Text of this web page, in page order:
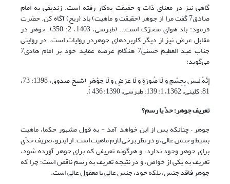
گاهی نیز در معنای ذات و حقیقت به‌کار رفته است. زندیقی به امام
صادق7 گفت مرا از جوهر (حقیقت و ماهیت) باد (ریح) آگاه کن. حضرت
فرمود: باد هواى متحرّک است... (طبرسی، 1403، ‏2: 350). جوهر در
مقابل عرض نیز از دیگر کاربردهای جوهردر روایات است. در روایتی
جناب عبد العظیم حسنی7 هنگام عرضه عقاید خود بر امام هادی7
می‌گوید:
إِنَّهُ لَیسَ بِجِسْمٍ وَ لَا صُورَةٍ وَ لَا عَرَضٍ وَ لَا جَوْهَرٍ (شیخ صدوق، 1398: 73،
81؛ کلینی، 1362، ‏1: 139؛ طبرسی، 1390: 436 ).
تعریف جوهر؛ حدّ یا رسم؟
جوهر – چنان‏که پس از این خواهد آمد - به قول مشهور حکما، ماهیت
بسیط و جنس عالی، و در نظر برخی لازم ماهیت است. از این‏رو، تعریف حدّی
برای جوهر وجود ندارد، و هرگونه تعریفی که برای جوهر آورده شود،
تعریف به یکی از خواص، و در نتیجه تعریف به رسم ناقص است؛ چرا که
جوهر فاقد جنس، بلکه خود، جنس عالی یا معقول عالی است.